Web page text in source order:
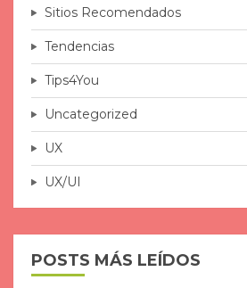
Sitios Recomendados
Tendencias
Tips4You
Uncategorized
UX
UX/UI
POSTS MÁS LEÍDOS